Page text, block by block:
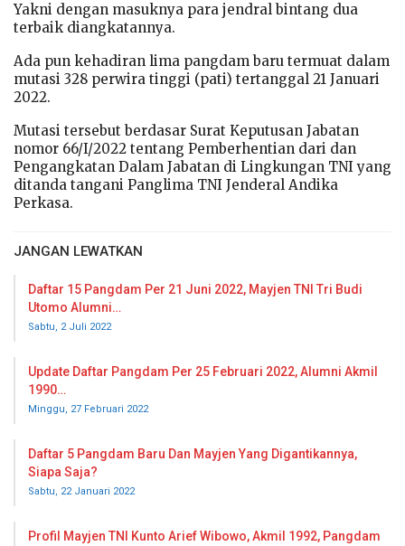
Yakni dengan masuknya para jendral bintang dua
terbaik diangkatannya.
Ada pun kehadiran lima pangdam baru termuat dalam
mutasi 328 perwira tinggi (pati) tertanggal 21 Januari
2022.
Mutasi tersebut berdasar Surat Keputusan Jabatan
nomor 66/I/2022 tentang Pemberhentian dari dan
Pengangkatan Dalam Jabatan di Lingkungan TNI yang
ditanda tangani Panglima TNI Jenderal Andika
Perkasa.
JANGAN LEWATKAN
Daftar 15 Pangdam Per 21 Juni 2022, Mayjen TNI Tri Budi
Utomo Alumni…
Sabtu, 2 Juli 2022
Update Daftar Pangdam Per 25 Februari 2022, Alumni Akmil
1990…
Minggu, 27 Februari 2022
Daftar 5 Pangdam Baru Dan Mayjen Yang Digantikannya,
Siapa Saja?
Sabtu, 22 Januari 2022
Profil Mayjen TNI Kunto Arief Wibowo, Akmil 1992, Pangdam